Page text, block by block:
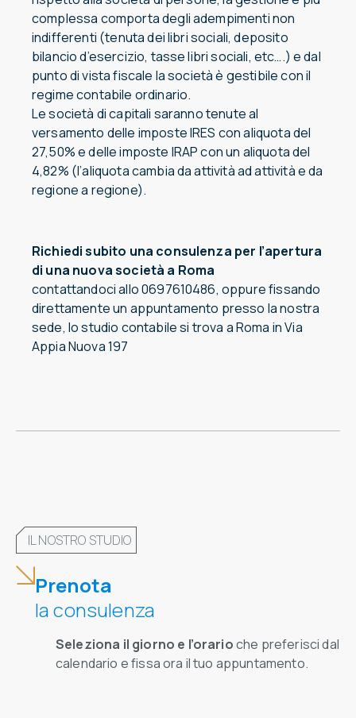
complessa comporta degli adempimenti non
indifferenti (tenuta dei libri sociali, deposito
bilancio d’esercizio, tasse libri sociali, etc….) e dal
punto di vista fiscale la società è gestibile con il
regime contabile ordinario.
Le società di capitali saranno tenute al
versamento delle imposte IRES con aliquota del
27,50% e delle imposte IRAP con un aliquota del
4,82% (l’aliquota cambia da attività ad attività e da
regione a regione).
Richiedi subito una consulenza per l’apertura
di una nuova società a Roma
contattandoci allo 0697610486, oppure fissando
direttamente un appuntamento presso la nostra
sede, lo studio contabile si trova a Roma in Via
Appia Nuova 197
IL NOSTRO STUDIO
Prenota
la consulenza
Seleziona il giorno e l’orarioche preferisci dal
calendario e fissa ora il tuo appuntamento.